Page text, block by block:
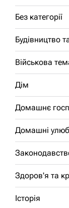
Без категорії
Будівництво
Військова
Дім
Домашнє
Домашні
Здоров'я та
Історія